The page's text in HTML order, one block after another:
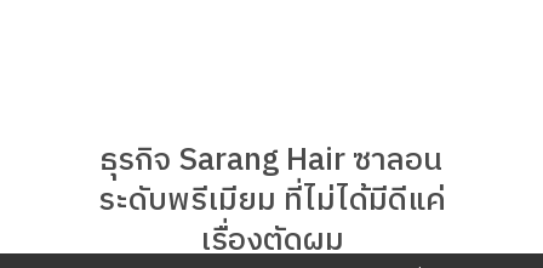
ธุรกิจ Sarang Hair ซาลอน
ระดับพรีเมียม ที่ไม่ได้มีดีแค่
เรื่องตัดผม